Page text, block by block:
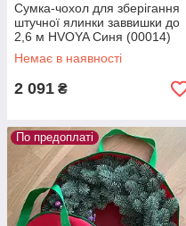
Сумка-чохол для зберігання
штучної ялинки заввишки до
2,6 м HVOYA Синя (00014)
Немає в наявності
2 091 ₴
По предоплаті